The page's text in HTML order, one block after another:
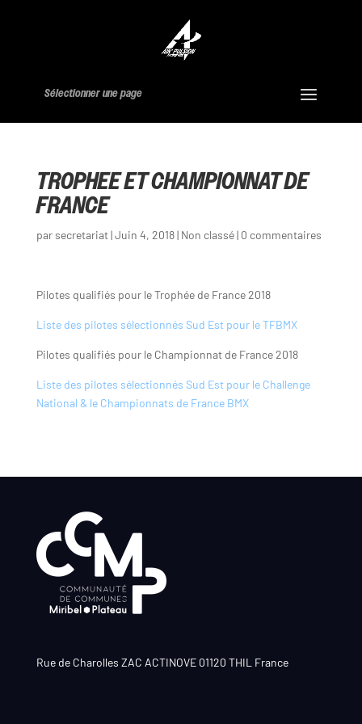
Sélectionner une page
TROPHEE ET CHAMPIONNAT DE
FRANCE
par secretariat|Juin 4, 2018| Non classé| 0 commentaires
Pilotes qualifiés pour le Trophée de France 2018
Liste des pilotes sélectionnés Sud Est pour le TFBMX
Pilotes qualifiés pour le Championnat de France 2018
Liste des pilotes sélectionnés Sud Est pour le Challenge
National & le Championnats de France BMX
Rue de Charolles ZAC ACTINOVE 01120 THIL France